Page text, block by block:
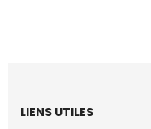
LIENS UTILES